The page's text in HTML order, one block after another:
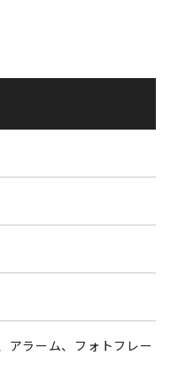
ラーム、フォトフレー